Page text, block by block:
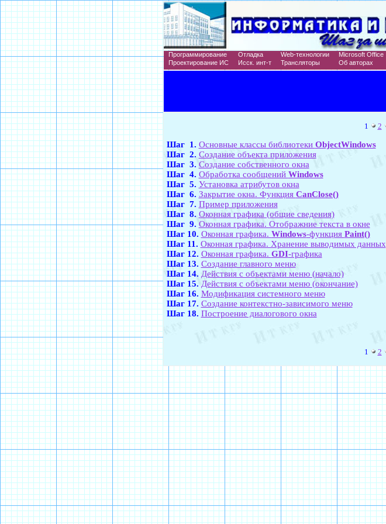
Программирование Отладка Web-технологии Microsoft Office
Проектирование ИС
Исск. инт-т Трансляторы Об авторах
1 2
Шаг 1. Основные классы библиотеки ObjectWindows
Шаг 2. Создание объекта приложения
Шаг 3. Создание собственного окна
Шаг 4. Обработка сообщений Windows
Шаг 5. Установка атрибутов окна
Шаг 6. Закрытие окна. Функция CanClose()
Шаг 7. Пример приложения
Шаг 8. Оконная графика (общие сведения)
Шаг 9. Оконная графика. Отображние текста в окне
Шаг 10. Оконная графика. Windows-функция Paint()
Шаг 11. Оконная графика. Хранение выводимых данных
Шаг 12. Оконная графика. GDI-графика
Шаг 13. Создание главного меню
Шаг 14. Действия с объектами меню (начало)
Шаг 15. Действия с объектами меню (окончание)
Шаг 16. Модификация системного меню
Шаг 17. Создание контекстно-зависимого меню
Шаг 18. Построение диалогового окна
1 2